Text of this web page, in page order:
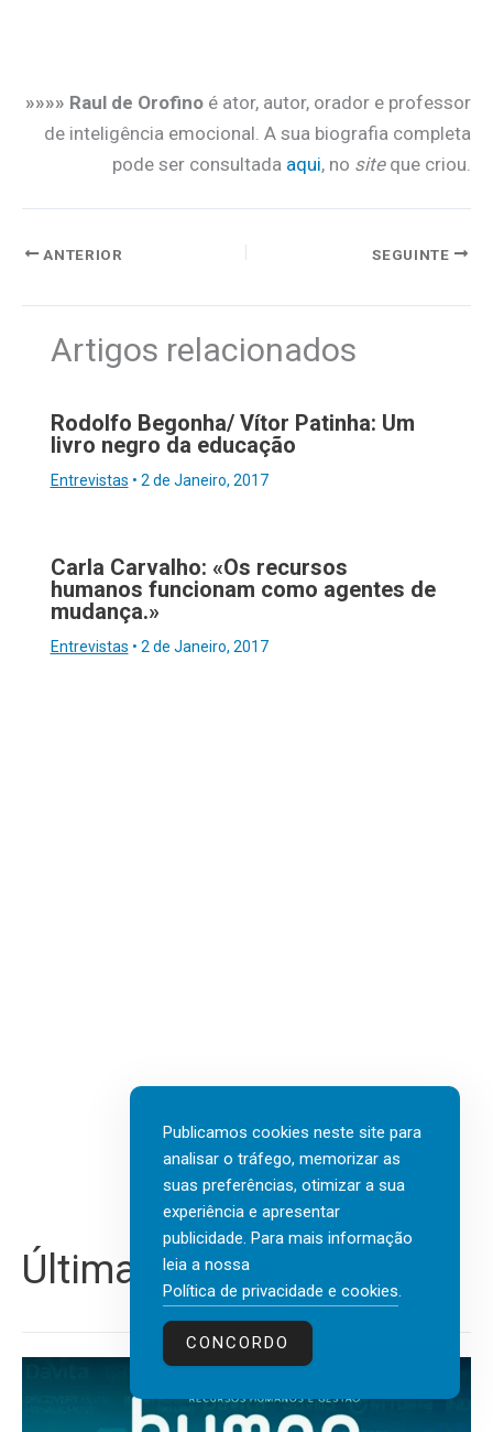
»»»» Raul de Orofino é ator, autor, orador e professor
de inteligência emocional. A sua biografia completa
pode ser consultada aqui, no siteque criou.
ANTERIOR SEGUINTE
Artigos relacionados
Rodolfo Begonha/ Vítor Patinha: Um
livro negro da educação
Entrevistas • 2 de Janeiro, 2017
Carla Carvalho: «Os recursos
humanos funcionam como agentes de
mudança.»
Entrevistas • 2 de Janeiro, 2017
Última edição
Publicamos cookies neste site para
analisar o tráfego, memorizar as
suas preferências, otimizar a sua
experiência e apresentar
publicidade. Para mais informação
leia a nossa
Política de privacidade e cookies.
CONCORDO